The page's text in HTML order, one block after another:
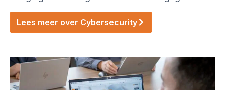
Lees meer over Cybersecurity